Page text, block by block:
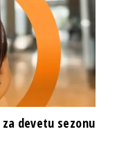
za devetu sezonu